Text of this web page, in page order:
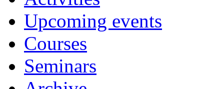
Upcoming events
Courses
Seminars